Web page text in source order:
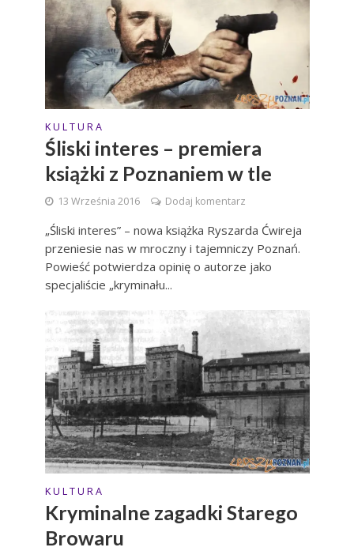
K U L T U R A
Śliski interes – premiera
książki z Poznaniem w tle
13 Września 2016 Dodaj komentarz
„Śliski interes” – nowa książka Ryszarda Ćwireja
przeniesie nas w mroczny i tajemniczy Poznań.
Powieść potwierdza opinię o autorze jako
specjaliście „kryminału...
K U L T U R A
Kryminalne zagadki Starego
Browaru